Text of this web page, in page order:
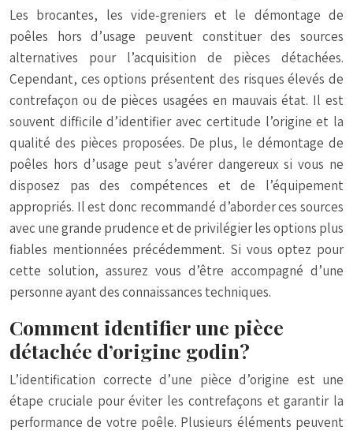
Les brocantes, les vide-greniers et le démontage de
poêles hors d’usage peuvent constituer des sources
alternatives pour l’acquisition de pièces détachées.
Cependant, ces options présentent des risques élevés de
contrefaçon ou de pièces usagées en mauvais état. Il est
souvent difficile d’identifier avec certitude l’origine et la
qualité des pièces proposées. De plus, le démontage de
poêles hors d’usage peut s’avérer dangereux si vous ne
disposez pas des compétences et de l’équipement
appropriés. Il est donc recommandé d’aborder ces sources
avec une grande prudence et de privilégier les options plus
fiables mentionnées précédemment. Si vous optez pour
cette solution, assurez vous d’être accompagné d’une
personne ayant des connaissances techniques.
Comment identifier une pièce
détachée d’origine godin?
L’identification correcte d’une pièce d’origine est une
étape cruciale pour éviter les contrefaçons et garantir la
performance de votre poêle. Plusieurs éléments peuvent